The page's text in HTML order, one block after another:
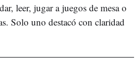
leer, jugar a juegos de mesa o
Solo uno destacó con claridad